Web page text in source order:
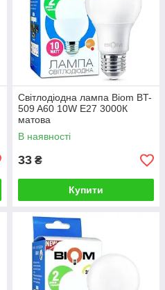
Світлодіодна лампа Biom BT-
509 A60 10W E27 3000К
матова
В наявності
33 ₴
Купити